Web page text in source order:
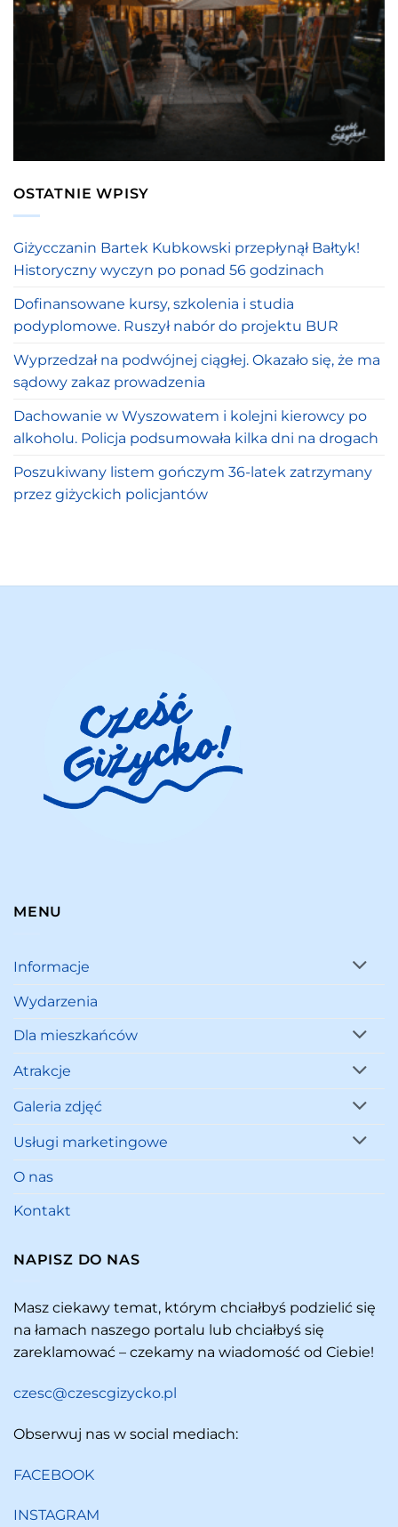
OSTATNIE WPISY
Giżycczanin Bartek Kubkowski przepłynął Bałtyk!
Historyczny wyczyn po ponad 56 godzinach
Dofinansowane kursy, szkolenia i studia
podyplomowe. Ruszył nabór do projektu BUR
Wyprzedzał na podwójnej ciągłej. Okazało się, że ma
sądowy zakaz prowadzenia
Dachowanie w Wyszowatem i kolejni kierowcy po
alkoholu. Policja podsumowała kilka dni na drogach
Poszukiwany listem gończym 36-latek zatrzymany
przez giżyckich policjantów
MENU
Informacje
Wydarzenia
Dla mieszkańców
Atrakcje
Galeria zdjęć
Usługi marketingowe
O nas
Kontakt
NAPISZ DO NAS
Masz ciekawy temat, którym chciałbyś podzielić się
na łamach naszego portalu lub chciałbyś się
zareklamować – czekamy na wiadomość od Ciebie!
czesc@czescgizycko.pl
Obserwuj nas w social mediach:
FACEBOOK
INSTAGRAM